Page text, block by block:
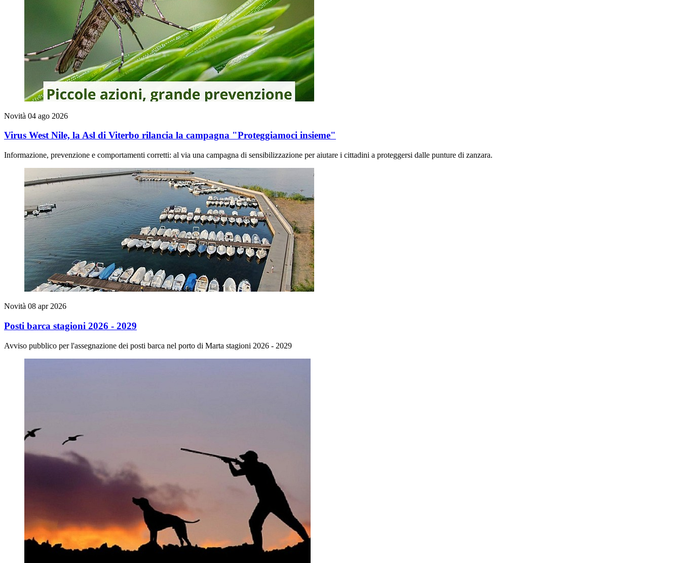
Novità 04 ago 2026
Virus West Nile, la Asl di Viterbo rilancia la campagna "Proteggiamoci insieme"
Informazione, prevenzione e comportamenti corretti: al via una campagna di sensibilizzazione per aiutare i cittadini a proteggersi dalle punture di zanzara.
Novità 08 apr 2026
Posti barca stagioni 2026 - 2029
Avviso pubblico per l'assegnazione dei posti barca nel porto di Marta stagioni 2026 - 2029